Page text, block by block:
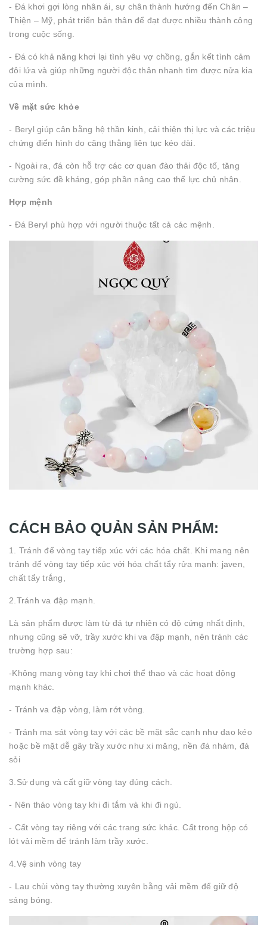
- Đá khơi gợi lòng nhân ái, sự chân thành hướng đến Chân –
Thiện – Mỹ, phát triển bản thân để đạt được nhiều thành công
trong cuộc sống.
- Đá có khả năng khơi lại tình yêu vợ chồng, gắn kết tình cảm
đôi lứa và giúp những người độc thân nhanh tìm được nửa kia
của mình.
Về mặt sức khỏe
- Beryl giúp cân bằng hệ thần kinh, cải thiện thị lực và các triệu
chứng điển hình do căng thằng liên tục kéo dài.
- Ngoài ra, đá còn hỗ trợ các cơ quan đào thải độc tố, tăng
cường sức đề kháng, góp phần nâng cao thể lực chủ nhân.
Hợp mệnh
- Đá Beryl phù hợp với người thuộc tất cả các mệnh.
CÁCH BẢO QUẢN SẢN PHẨM:
1. Tránh để vòng tay tiếp xúc với các hóa chất. Khi mang nên
tránh để vòng tay tiếp xúc với hóa chất tẩy rửa mạnh: javen,
chất tẩy trắng,
2.Tránh va đập mạnh.
Là sản phẩm được làm từ đá tự nhiên có độ cứng nhất định,
nhưng cũng sẽ vỡ, trầy xước khi va đập mạnh, nên tránh các
trường hợp sau:
-Không mang vòng tay khi chơi thể thao và các hoạt động
mạnh khác.
- Tránh va đập vòng, làm rớt vòng.
- Tránh ma sát vòng tay với các bề mặt sắc cạnh như dao kéo
hoặc bề mặt dễ gây trầy xước như xi măng, nền đá nhám, đá
sỏi
3.Sử dụng và cất giữ vòng tay đúng cách.
- Nên tháo vòng tay khi đi tắm và khi đi ngủ.
- Cất vòng tay riêng với các trang sức khác. Cất trong hộp có
lót vải mềm để tránh làm trầy xước.
4.Vệ sinh vòng tay
- Lau chùi vòng tay thường xuyên bằng vải mềm để giữ độ
sáng bóng.